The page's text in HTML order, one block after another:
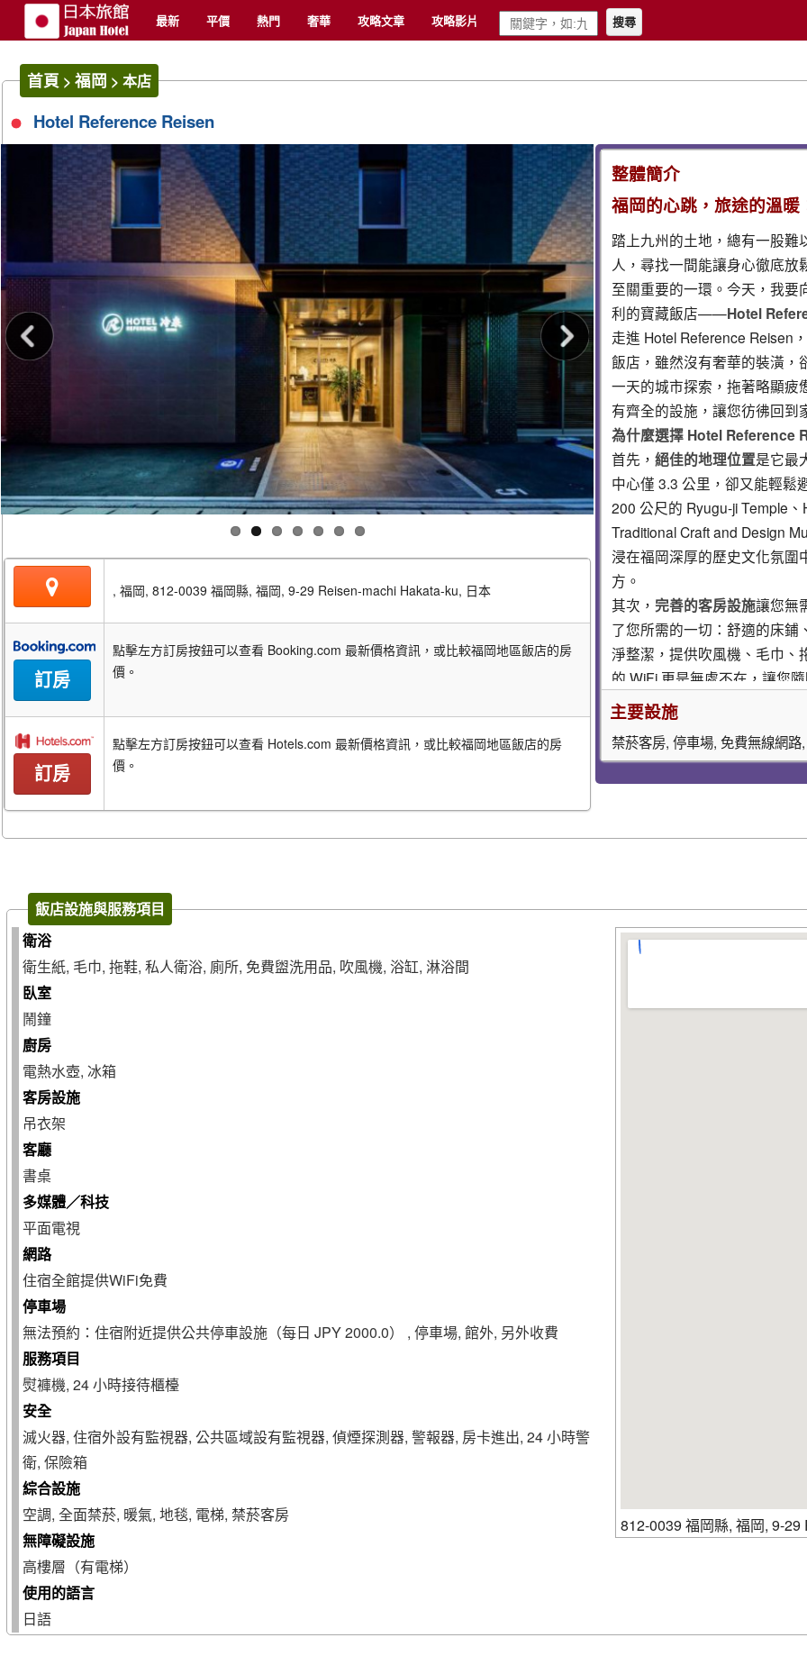
最新 平價 熱門 奢華 攻略文章 攻略影片 搜尋
首頁 > 福岡 > 本店
Hotel Reference Reisen
, 福岡, 812-0039 福岡縣, 福岡, 9-29 Reisen-machi Hakata-ku, 日本
訂房
點擊左方訂房按鈕可以查看 Booking.com 最新價格資訊，或比較福岡地區飯店的房
價。
訂房
點擊左方訂房按鈕可以查看 Hotels.com 最新價格資訊，或比較福岡地區飯店的房
價。
整體簡介
福岡的心跳，旅途的溫
踏上九州的土地，總有一股難
人，尋找一間能讓身心徹底
至關重要的一環。今天，我要
利的寶藏飯店——Hotel
走進 Hotel Reference Reisen
飯店，雖然沒有奢華的裝潢，
一天的城市探索，拖著略顯疲
有齊全的設施，讓您彷彿回到
為什麼選擇 Hotel Reference
首先，絕佳的地理位置是它最
中心僅 3.3 公里，卻又能輕鬆
200 公尺的 Ryugu-ji Temple
Traditional Craft and Design
浸在福岡深厚的歷史文化氛圍
方。
其次， 完善的客房設施讓您無
了您所需的一切：舒適的床鋪
淨整潔，提供吹風機、毛巾、
的 WiFi 更是無處不在，讓您
再者，貼心的服務與安全措施
何時需要協助，都能得到溫
煙探測器、警報器、房卡進出
真。漫步在參道上，品嚐
福岡塔：想俯瞰整個福岡
分，欣賞夕陽灑落在城市
裡盡情購物，品嚐各式各
主要設施
禁菸客房, 停車場, 免費無線網
飯店設施與服務項目
衛浴
衛生紙, 毛巾, 拖鞋, 私人衛浴, 廁所, 免費盥洗用品, 吹風機, 浴缸, 淋浴間
臥室
鬧鐘
廚房
電熱水壺, 冰箱
客房設施
吊衣架
客廳
書桌
多媒體／科技
平面電視
網路
住宿全館提供WiFi免費
停車場
無法預約：住宿附近提供公共停車設施（每日 JPY 2000.0） , 停車場, 館外, 另外收費
服務項目
熨褲機, 24 小時接待櫃檯
安全
滅火器, 住宿外設有監視器, 公共區域設有監視器, 偵煙探測器, 警報器, 房卡進出, 24 小時警
衛, 保險箱
綜合設施
空調, 全面禁菸, 暖氣, 地毯, 電梯, 禁菸客房
無障礙設施
高樓層（有電梯）
使用的語言
日語
812-0039 福岡縣, 福岡, 9-